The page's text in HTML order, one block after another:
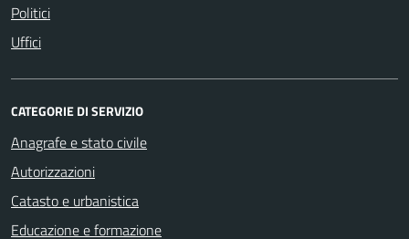
Politici
Uffici
CATEGORIE DI SERVIZIO
Anagrafe e stato civile
Autorizzazioni
Catasto e urbanistica
Educazione e formazione